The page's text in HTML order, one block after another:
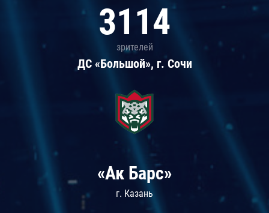
3114
зрителей
ДС «Большой», г. Сочи
«Ак Барс»
г. Казань